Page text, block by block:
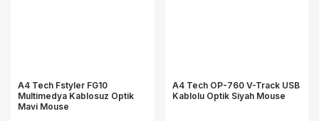
A4 Tech Fstyler FG10
Multimedya Kablosuz Optik
Mavi Mouse
A4 Tech OP-760 V-Track USB
Kablolu Optik Siyah Mouse